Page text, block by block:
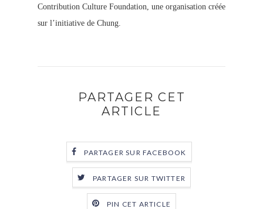
Contribution Culture Foundation, une organisation créée
sur l’initiative de Chung.
PARTAGER CET
ARTICLE
PARTAGER SUR FACEBOOK
PARTAGER SUR TWITTER
PIN CET ARTICLE